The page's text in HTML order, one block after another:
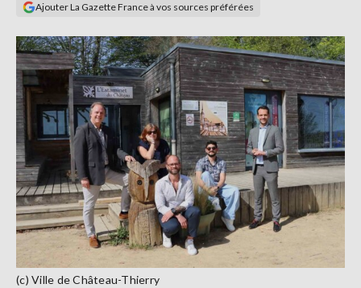
Ajouter La Gazette France à vos sources préférées
(c) Ville de Château-Thierry